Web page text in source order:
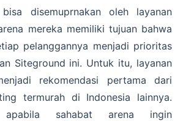
disemuprnakan oleh layanan
mereka memiliki tujuan bahwa
pelanggannya menjadi prioritas
Siteground ini. Untuk itu, layanan
rekomendasi pertama dari
termurah di Indonesia lainnya.
sahabat arena ingin